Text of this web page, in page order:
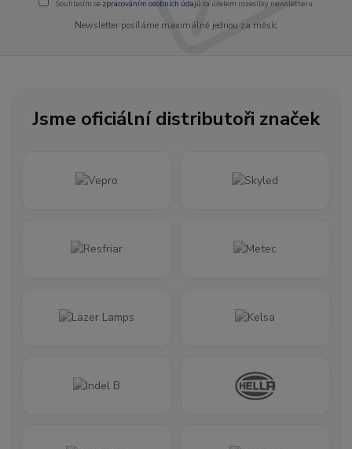
Souhlasím se zpracováním osobních údajůza účelem rozesílky newsletteru.
Newsletter posíláme maximálně jednou za měsíc
Jsme oficiální distributoři značek